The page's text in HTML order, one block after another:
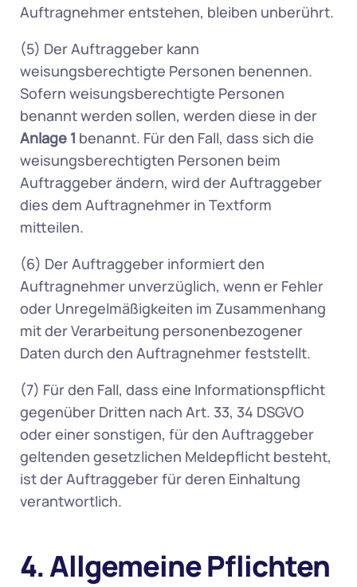
Auftragnehmer entstehen, bleiben unberührt.
(5) Der Auftraggeber kann
weisungsberechtigte Personen benennen.
Sofern weisungsberechtigte Personen
Anlage 1 benannt. Für den Fall, dass sich die
weisungsberechtigten Personen beim
Auftraggeber ändern, wird der Auftraggeber
dies dem Auftragnehmer in Textform
mitteilen.
(6) Der Auftraggeber informiert den
Auftragnehmer unverzüglich, wenn er Fehler
oder Unregelmäßigkeiten im Zusammenhang
mit der Verarbeitung personenbezogener
Daten durch den Auftragnehmer feststellt.
(7) Für den Fall, dass eine Informationspflicht
gegenüber Dritten nach Art. 33, 34 DSGVO
oder einer sonstigen, für den Auftraggeber
geltenden gesetzlichen Meldepflicht besteht,
ist der Auftraggeber für deren Einhaltung
verantwortlich.
4. Allgemeine Pflichten